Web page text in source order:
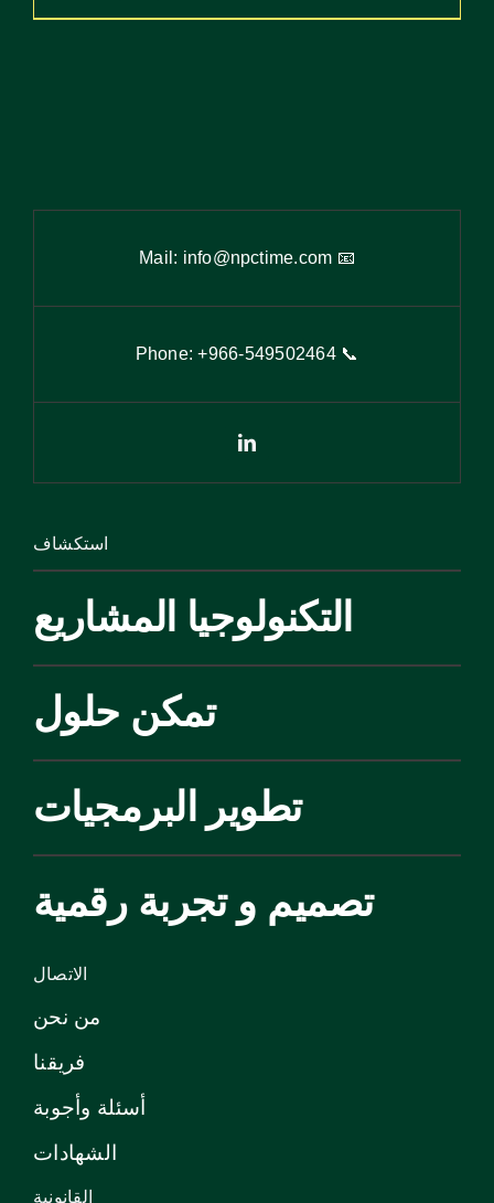
📧 Mail:
info@npctime.com
📞 Phone: +966-54
9502464
استكشاف
التكنولوجيا المشاريع
تمكن حلول
تطوير البرمجيات
تصميم و تجربة رقمية
الاتصال
من نحن
فريقنا
أسئلة وأجوبة
الشهادات
القانونية